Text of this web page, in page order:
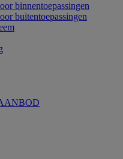
binnentoepassingen
buitentoepassingen